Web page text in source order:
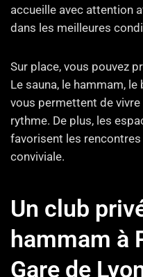
accueille avec attention
dans les meilleures
Sur place, vous pouvez
Le sauna, le hammam,
vous permettent de
rythme. De plus, les
favorisent les
conviviale.
Un club
hammam à
Gare de